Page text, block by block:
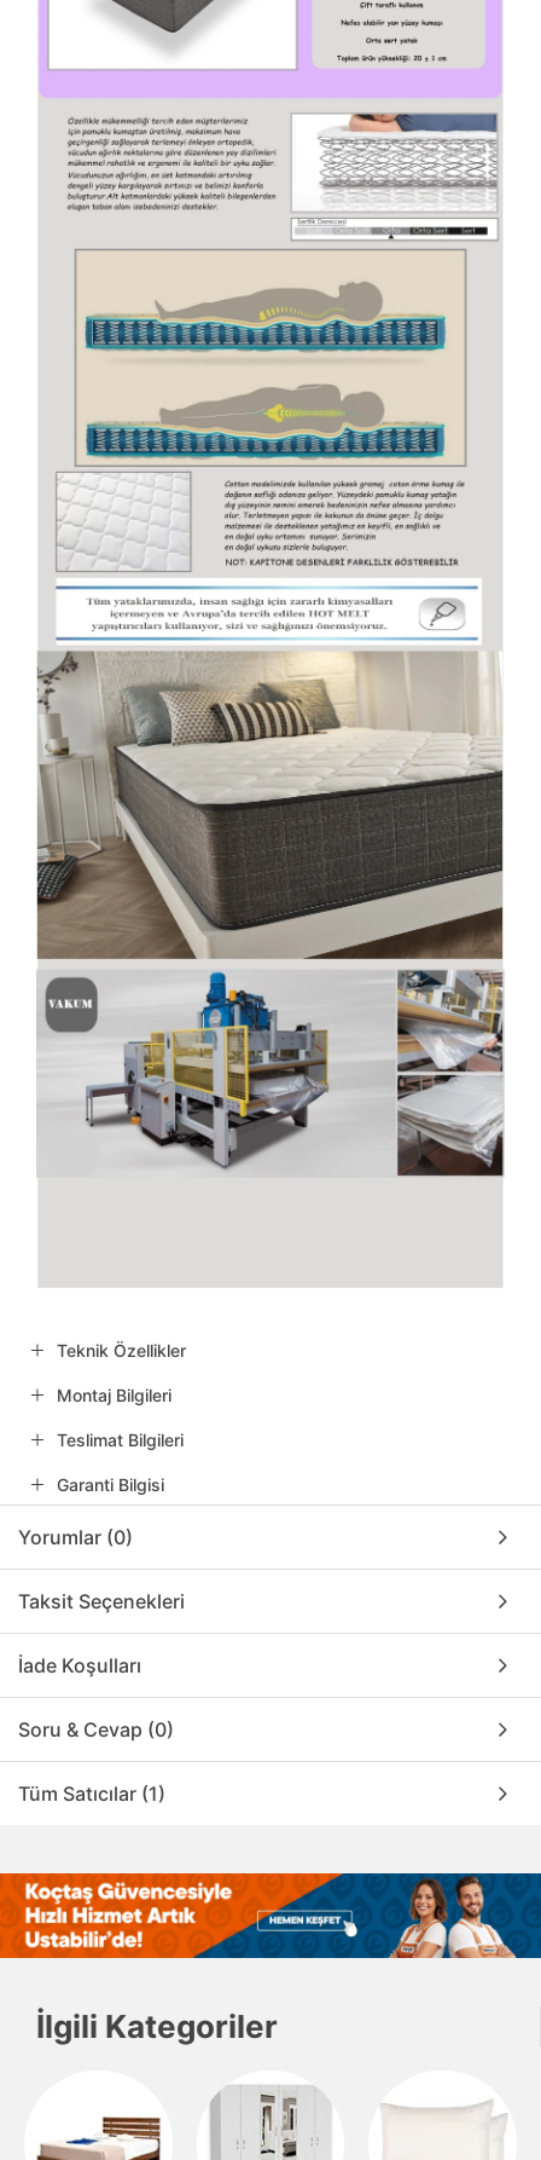
Teknik Özellikler
Montaj Bilgileri
Teslimat Bilgileri
Garanti Bilgisi
Yorumlar (0)
Taksit Seçenekleri
İade Koşulları
Soru & Cevap (0)
Tüm Satıcılar (1)
İlgili Kategoriler